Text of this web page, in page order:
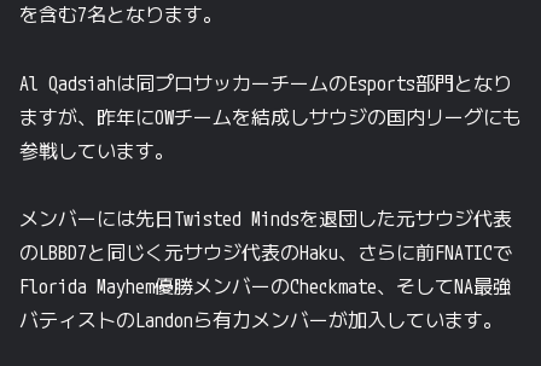
を含む7名となります。
Al Qadsiahは同プロサッカーチームのEsports部門となり
ますが、昨年にOWチームを結成しサウジの国内リーグにも
参戦しています。
メンバーには先日Twisted Mindsを退団した元サウジ代表
のLBBD7と同じく元サウジ代表のHaku、さらに前FNATICで
Florida Mayhem優勝メンバーのCheckmate、そしてNA最強
バティストのLandonら有力メンバーが加入しています。